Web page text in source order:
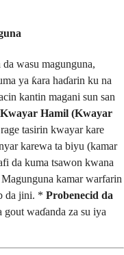
wasu magunguna,
ya ƙara haɗarin ku na
kantin magani sun san
Kwayar Hamil (Kwayar
tasirin kwayar kare
karewa ta biyu (kamar
da kuma tsawon kwana
Magunguna kamar warfarin
da jini. * Probenecid da
gout waɗanda za su iya